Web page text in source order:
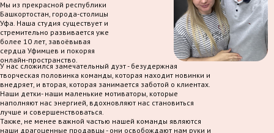
Мы из прекрасной республики
Башкортостан, города-столицы
Уфа. Наша студия существует и
стремительно развивается уже
более 10 лет, завоёвывая
сердца Уфимцев и покоряя
онлайн-пространство.
У нас сложился замечательный дуэт - безудержная
творческая половинка команды, которая находит новинки и
внедряет, и вторая, которая занимается заботой о клиентах.
Наши детки- наши маленькие мотиваторы, которые
наполняют нас энергией, вдохновляют нас становиться
лучше и совершенствоваться.
Также, не менее важной частью нашей команды являются
наши драгоценные продавцы - они освобождают нам руки и